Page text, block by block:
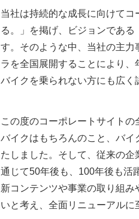
当社は持続的な成長に向けてコ
る。」を掲げ、ビジョンであ
す。そのような中、当社の主
ラを全国展開することにより、
バイクを乗られない方にも広く
この度のコーポレートサイト
バイクはもちろんのこと、バ
たしました。そして、従来の
通じて50年後も、100年後も活
新コンテンツや事業の取り組
いと考え、全面リニューアルに